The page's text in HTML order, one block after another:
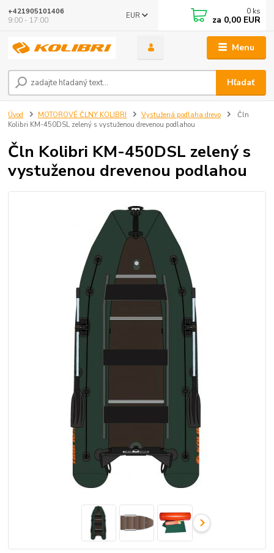
Menu
EUR
Hľadať
+421905101406
9:00 - 17:00
0 ks
za 0,00 EUR
Úvod MOTOROVÉ ČLNY KOLIBRI Vystužená podlaha drevo
Čln
Kolibri KM-450DSL zelený s vystuženou drevenou podlahou
Čln Kolibri KM-450DSL zelený s
vystuženou drevenou podlahou